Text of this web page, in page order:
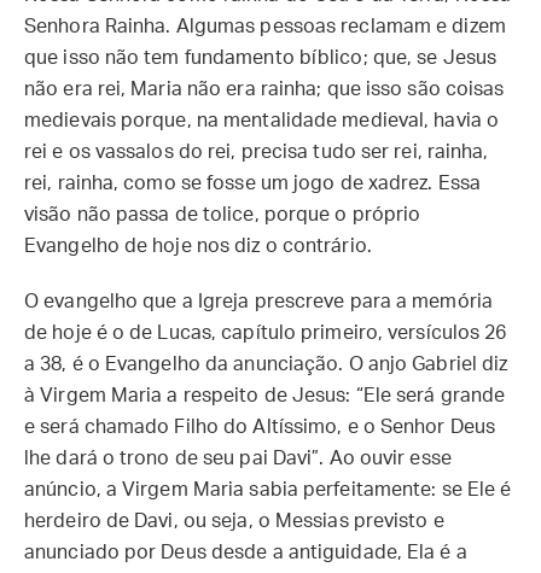
Senhora Rainha. Algumas pessoas reclamam e dizem
que isso não tem fundamento bíblico; que, se Jesus
não era rei, Maria não era rainha; que isso são coisas
medievais porque, na mentalidade medieval, havia o
rei e os vassalos do rei, precisa tudo ser rei, rainha,
rei, rainha, como se fosse um jogo de xadrez. Essa
visão não passa de tolice, porque o próprio
Evangelho de hoje nos diz o contrário.
O evangelho que a Igreja prescreve para a memória
de hoje é o de Lucas, capítulo primeiro, versículos 26
a 38, é o Evangelho da anunciação. O anjo Gabriel diz
à Virgem Maria a respeito de Jesus: “Ele será grande
e será chamado Filho do Altíssimo, e o Senhor Deus
lhe dará o trono de seu pai Davi”. Ao ouvir esse
anúncio, a Virgem Maria sabia perfeitamente: se Ele é
herdeiro de Davi, ou seja, o Messias previsto e
anunciado por Deus desde a antiguidade, Ela é a